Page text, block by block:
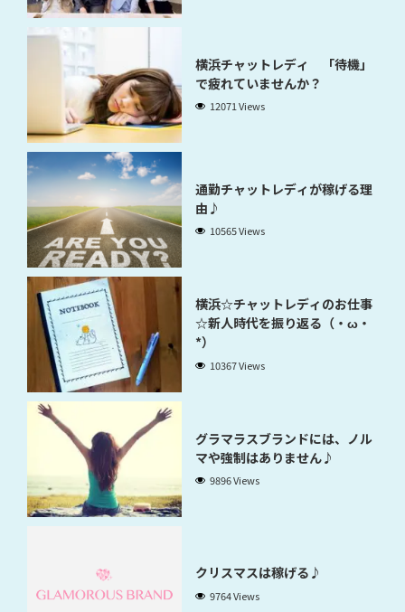
横浜チャットレディ 「待機」
で疲れていませんか？
12071 Views
通勤チャットレディが稼げる理
由♪
10565 Views
横浜☆チャットレディのお仕事
☆新人時代を振り返る（・ω・
*）
10367 Views
グラマラスブランドには、ノル
マや強制はありません♪
9896 Views
クリスマスは稼げる♪
9764 Views